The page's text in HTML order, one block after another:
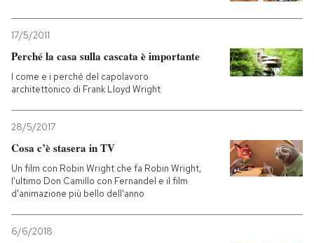
17/5/2011
Perché la casa sulla cascata è importante
I come e i perché del capolavoro
architettonico di Frank Lloyd Wright
28/5/2017
Cosa c’è stasera in TV
Un film con Robin Wright che fa Robin Wright,
l'ultimo Don Camillo con Fernandel e il film
d'animazione più bello dell'anno
6/6/2018